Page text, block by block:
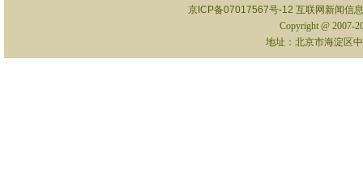
京ICP备07017567号-12 互联网新闻信
Copyright @ 2007-
地址：北京市海淀区